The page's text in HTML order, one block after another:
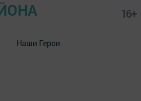
16+
Наши Герои